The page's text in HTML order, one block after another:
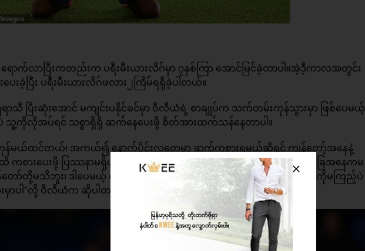
ာက်လာပြီးကတည်းက ပရီးမီးယားလိဂ်မှာ ၇နှစ်ကြာ အောင်မြင်ခဲ့တာပါ။အဲ့ဒီ့ကာလအတွင်း
ခဲ့ပြီး ပရီးမီးယားလိဂ်ဖလား၂ကြိမ်ရရှိခဲ့ပါတယ်။
သီ ပြီးဆုံးအောင် မကျင်းပနိုင်ခင်မှာ ဝီလီယံရဲ့ စာချုပ်က သက်တမ်းကုန်သွားမှာ ဖြစ်ပေမယ့်
ကိုလိုအပ်ရင် သစ္စာရှိရှိ ဆက်နေပေးဖို့ စိတ်အားထက်သန်နေတာပါ။
န်မယ်ထင်တယ်၊ အကယ်၍ နောက်ပိုင်းလတွေမှာ ဆက်ကစားရမယ်ဆိုရင် ကျွန်တော့်အနေနဲ့
စားပေးဖို့ ပြဿနာမရှိပါဘူး၊ စာချုပ်မရှိတော့ရင်တောင်မှပေါ့၊ ဒါပေမယ့် အခြေအနေကမ
တော်တို့မသိဘူး၊ ဒါပေမယ့် သေချာတာကတော့ ကျွန်တော်ဟာ စာချုပ်အခြေအနေကိုမကြည့်ပဲ
ာပါ”လို့ ဝီလီယံက ဆိုပါတယ်။